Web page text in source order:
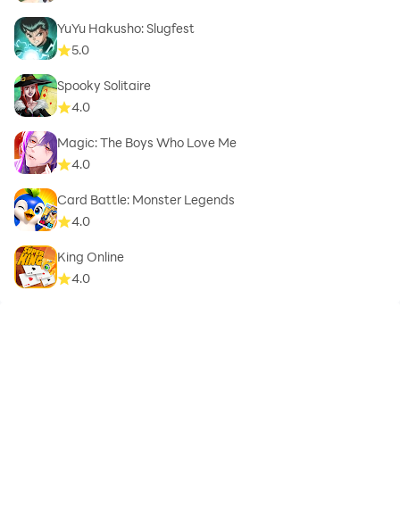
YuYu Hakusho: Slugfest
5.0
Spooky Solitaire
4.0
Magic: The Boys Who Love Me
4.0
Card Battle: Monster Legends
4.0
King Online
4.0